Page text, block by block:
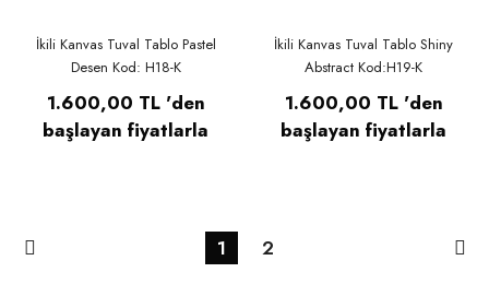
İkili Kanvas Tuval Tablo Pastel
Desen Kod: H18-K
1.600,00 TL 'den
başlayan fiyatlarla
İkili Kanvas Tuval Tablo Shiny
Abstract Kod:H19-K
1.600,00 TL 'den
başlayan fiyatlarla
1 2